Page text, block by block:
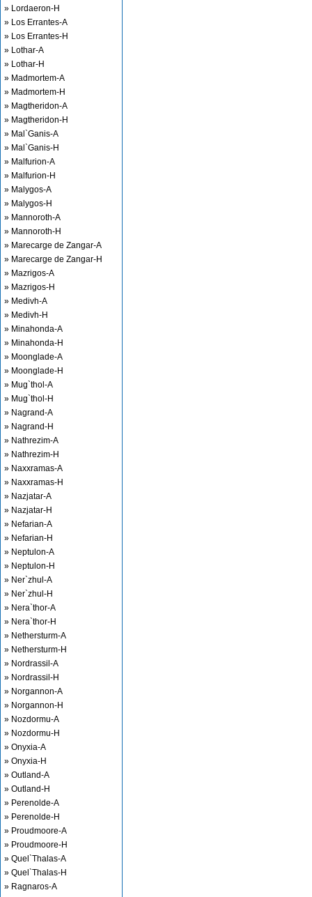
» Lordaeron-H
» Los Errantes-A
» Los Errantes-H
» Lothar-A
» Lothar-H
» Madmortem-A
» Madmortem-H
» Magtheridon-A
» Magtheridon-H
» Mal`Ganis-A
» Mal`Ganis-H
» Malfurion-A
» Malfurion-H
» Malygos-A
» Malygos-H
» Mannoroth-A
» Mannoroth-H
» Marecarge de Zangar-A
» Marecarge de Zangar-H
» Mazrigos-A
» Mazrigos-H
» Medivh-A
» Medivh-H
» Minahonda-A
» Minahonda-H
» Moonglade-A
» Moonglade-H
» Mug`thol-A
» Mug`thol-H
» Nagrand-A
» Nagrand-H
» Nathrezim-A
» Nathrezim-H
» Naxxramas-A
» Naxxramas-H
» Nazjatar-A
» Nazjatar-H
» Nefarian-A
» Nefarian-H
» Neptulon-A
» Neptulon-H
» Ner`zhul-A
» Ner`zhul-H
» Nera`thor-A
» Nera`thor-H
» Nethersturm-A
» Nethersturm-H
» Nordrassil-A
» Nordrassil-H
» Norgannon-A
» Norgannon-H
» Nozdormu-A
» Nozdormu-H
» Onyxia-A
» Onyxia-H
» Outland-A
» Outland-H
» Perenolde-A
» Perenolde-H
» Proudmoore-A
» Proudmoore-H
» Quel`Thalas-A
» Quel`Thalas-H
» Ragnaros-A